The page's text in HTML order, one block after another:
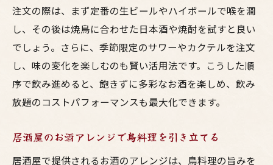
注文の際は、まず定番の生ビールやハイボールで喉を潤
し、その後は焼鳥に合わせた日本酒や焼酎を試すと良い
でしょう。さらに、季節限定のサワーやカクテルを注文
し、味の変化を楽しむのも賢い活用法です。こうした順
序で飲み進めると、飽きずに多彩なお酒を楽しめ、飲み
放題のコストパフォーマンスも最大化できます。
居酒屋のお酒アレンジで鳥料理を引き立てる
居酒屋で提供されるお酒のアレンジは、鳥料理の旨みを